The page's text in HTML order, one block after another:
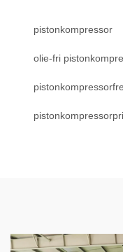
pistonkompressor
olie-fri